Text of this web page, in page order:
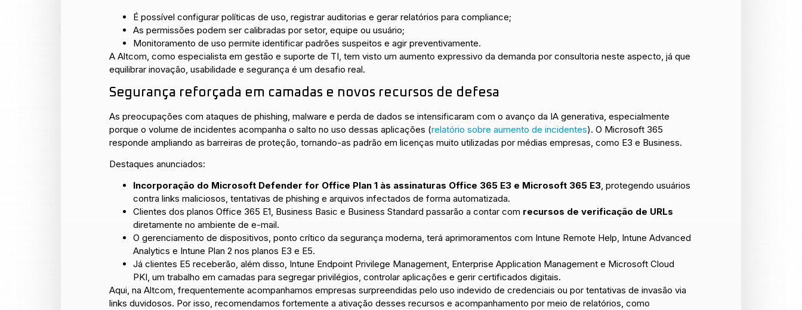
É possível configurar políticas de uso, registrar auditorias e gerar relatórios para compliance;
As permissões podem ser calibradas por setor, equipe ou usuário;
Monitoramento de uso permite identificar padrões suspeitos e agir preventivamente.
A Altcom, como especialista em gestão e suporte de TI, tem visto um aumento expressivo da demanda por consultoria neste aspecto, já que
equilibrar inovação, usabilidade e segurança é um desafio real.
Segurança reforçada em camadas e novos recursos de defesa
As preocupações com ataques de phishing, malware e perda de dados se intensificaram com o avanço da IA generativa, especialmente
porque o volume de incidentes acompanha o salto no uso dessas aplicações (relatório sobre aumento de incidentes). O Microsoft 365
responde ampliando as barreiras de proteção, tornando-as padrão em licenças muito utilizadas por médias empresas, como E3 e Business.
Destaques anunciados:
Incorporação do Microsoft Defender for Office Plan 1 às assinaturas Office 365 E3 e Microsoft 365 E3, protegendo usuários
contra links maliciosos, tentativas de phishing e arquivos infectados de forma automatizada.
Clientes dos planos Office 365 E1, Business Basic e Business Standard passarão a contar com recursos de verificação de URLs
diretamente no ambiente de e-mail.
O gerenciamento de dispositivos, ponto crítico da segurança moderna, terá aprimoramentos com Intune Remote Help, Intune Advanced
Analytics e Intune Plan 2 nos planos E3 e E5.
Já clientes E5 receberão, além disso, Intune Endpoint Privilege Management, Enterprise Application Management e Microsoft Cloud
PKI, um trabalho em camadas para segregar privilégios, controlar aplicações e gerir certificados digitais.
Aqui, na Altcom, frequentemente acompanhamos empresas surpreendidas pelo uso indevido de credenciais ou por tentativas de invasão via
links duvidosos. Por isso, recomendamos fortemente a ativação desses recursos e acompanhamento por meio de relatórios, como